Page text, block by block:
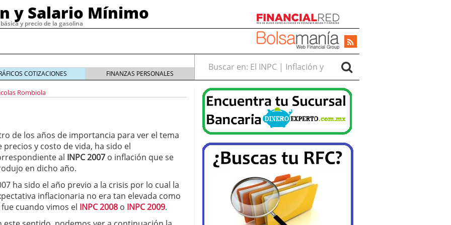
y Salario Mínimo
y precio de la gasolina
email marketing con herramientas confiables y
un buen software de nómina? noviembre 29,
2023
tipos septiembre 15, 2022
funciona
septiembre 4, 2022
COTIZACIONES FINANZAS PERSONALES
Buscar en:
Rombiola
de los años de importancia para ver el tema
precios y costo de vida, ha sido el
al INPC 2007 o inflación que se
en dicho año.
ha sido el año previo a la crisis por lo cual la
inflacionaria no era tan elevada como
cuando vimos el INPC 2008 o INPC 2009.